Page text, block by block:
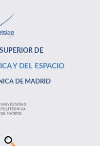
DE
Y DEL ESPACIO
DE MADRID